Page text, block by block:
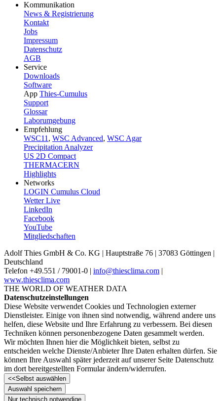
Kommunikation
News & Registrierung
Kontakt
Jobs
Impressum
Datenschutz
AGB
Service
Downloads
Software
App Thies-Cumulus
Support
Glossar
Laborumgebung
Empfehlung
WSC11 , WSC Advanced, WSC Agar
Precipitation Analyzer
US 2D Compact
THERMACERN
Highlights
Networks
LOGIN Cumulus Cloud
Wetter Live
LinkedIn
Facebook
YouTube
Mitgliedschaften
Adolf Thies GmbH & Co. KG | Hauptstraße 76 | 37083 Göttingen |
Deutschland
Telefon +49.551 /­ 79001-0 | info@thiesclima.com |
www.thiesclima.com
THE WORLD OF WEATHER DATA
Datenschutzeinstellungen
Diese Website verwendet Cookies und Technologien externer
Dienstleister. Einige von ihnen sind notwendig, während andere uns
helfen, diese Website und Ihre Erfahrung zu verbessern. Bei diesen
Techniken können personenbezogene Daten gesammelt werden.
Wir möchten Ihnen hier die Möglichkeit bieten, selbst zu
entscheiden welche Dienste/­Anbieter Ihre Daten erhalten dürfen. Sie
können Ihre Auswahl später jederzeit auf unserer Seite Datenschutz
im dort bereitgestellten Formular ändern/­widerrufen.
<<Selbst auswählen
Auswahl speichern
Nur technisch notwendige